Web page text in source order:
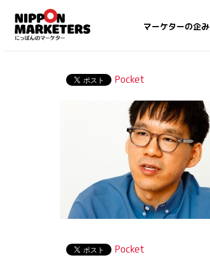
マーケターの企み
Pocket
Pocket